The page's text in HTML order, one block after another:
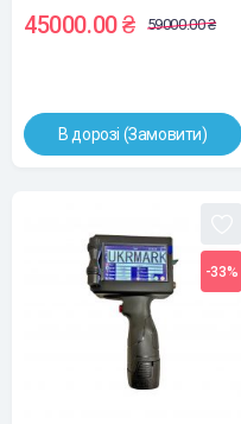
45000.00 ₴ 59000.00 ₴
В дорозі (Замовити)
-33%